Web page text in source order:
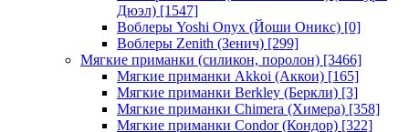
Дюэл) [1547]
Воблеры Yoshi Onyx (Йоши Оникс) [0]
Воблеры Zenith (Зенич) [299]
Мягкие приманки (силикон, поролон) [3466]
Мягкие приманки Akkoi (Аккои) [165]
Мягкие приманки Berkley (Беркли) [3]
Мягкие приманки Chimera (Химера) [358]
Мягкие приманки Condor (Кондор) [322]